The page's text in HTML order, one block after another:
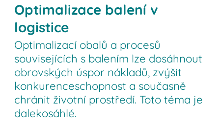
Optimalizace balení v
logistice
Optimalizací obalů a procesů
souvisejících s balením lze dosáhnout
obrovských úspor nákladů, zvýšit
konkurenceschopnost a současně
chránit životní prostředí. Toto téma je
dalekosáhlé.